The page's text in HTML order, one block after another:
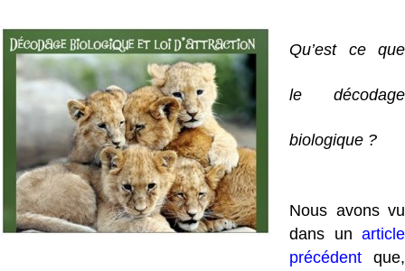
Qu’est ce que
le décodage
biologique ?
Nous avons vu
dans un article
précédent que,